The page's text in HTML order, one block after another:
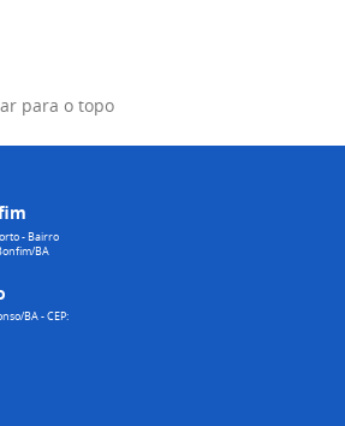
para o topo
- Bairro
BA
BA - CEP: